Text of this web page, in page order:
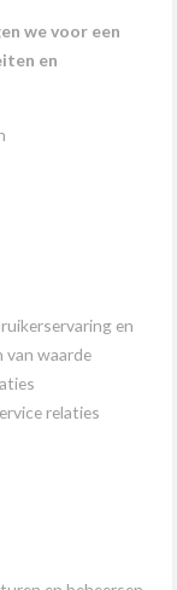
we voor een
en
en
van waarde
relaties